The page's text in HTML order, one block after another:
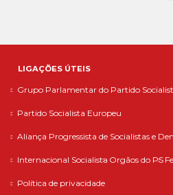
LIGAÇÕES ÚTEIS
Grupo Parlamentar do Partido
Partido Socialista Europeu
Aliança Progressista de Socialistas e
Internacional Socialista Orgãos do PS
Política de privacidade